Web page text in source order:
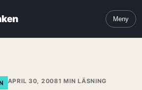
Meny
APRIL 30, 20081 MIN LÄSNING